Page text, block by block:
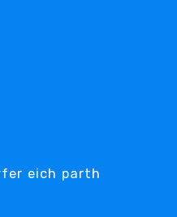
eich parth